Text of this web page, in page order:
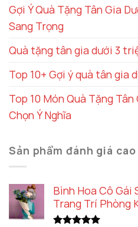
Gợi Ý Quà Tặng Tân Gia
Sang Trọng
Quà tặng tân gia dưới 3
Top 10+ Gợi ý quà tân gia
Top 10 Món Quà Tặng Tân
Chọn Ý Nghĩa
Sản phẩm đánh giá cao
Bình Hoa Cô Gái
Trang Trí Phòng